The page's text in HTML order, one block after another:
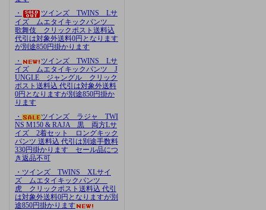
・
ツインズ TWINS Lサ
イズ ムエタイキックパンツ
歌舞伎 クリックポスト送料込
代引は対象外送料0円となります
が別途850円掛かります
・
ツインズ TWINS Lサ
イズ ムエタイキックパンツ J
UNGLE ジャングル クリック
ポスト送料込 代引は対象外送料
0円となりますが別途850円掛か
ります
・
ツインズ ラジャ TWI
NS M150 & RAJA 黒 両方Lサ
イズ 2着セット ロングキック
パンツ 送料込 代引は別途手数料
330円掛かります セール品につ
き返品不可
・ツインズ TWINS XLサイ
ズ ムエタイキックパンツ
虎 クリックポスト送料込 代引
は対象外送料0円となりますが別
途850円掛かります